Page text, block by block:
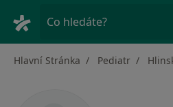
Co hledáte?
Hlavní Stránka Pediatr